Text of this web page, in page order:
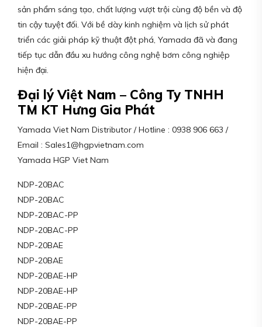
sản phẩm sáng tạo, chất lượng vượt trội cùng độ bền và độ
tin cậy tuyệt đối. Với bề dày kinh nghiệm và lịch sử phát
triển các giải pháp kỹ thuật đột phá, Yamada đã và đang
tiếp tục dẫn đầu xu hướng công nghệ bơm công nghiệp
hiện đại.
Đại lý Việt Nam – Công Ty TNHH
TM KT Hưng Gia Phát
Yamada Viet Nam Distributor / Hotline : 0938 906 663 /
Email : Sales1@hgpvietnam.com
Yamada HGP Viet Nam
NDP-20BAC
NDP-20BAC
NDP-20BAC-PP
NDP-20BAC-PP
NDP-20BAE
NDP-20BAE
NDP-20BAE-HP
NDP-20BAE-HP
NDP-20BAE-PP
NDP-20BAE-PP